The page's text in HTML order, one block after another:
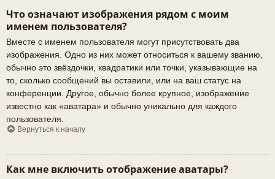
Что означают изображения рядом с моим
именем пользователя?
Вместе с именем пользователя могут присутствовать два
изображения. Одно из них может относиться к вашему званию,
обычно это звёздочки, квадратики или точки, указывающие на
то, сколько сообщений вы оставили, или на ваш статус на
конференции. Другое, обычно более крупное, изображение
известно как «аватара» и обычно уникально для каждого
пользователя.
Вернуться к началу
Как мне включить отображение аватары?